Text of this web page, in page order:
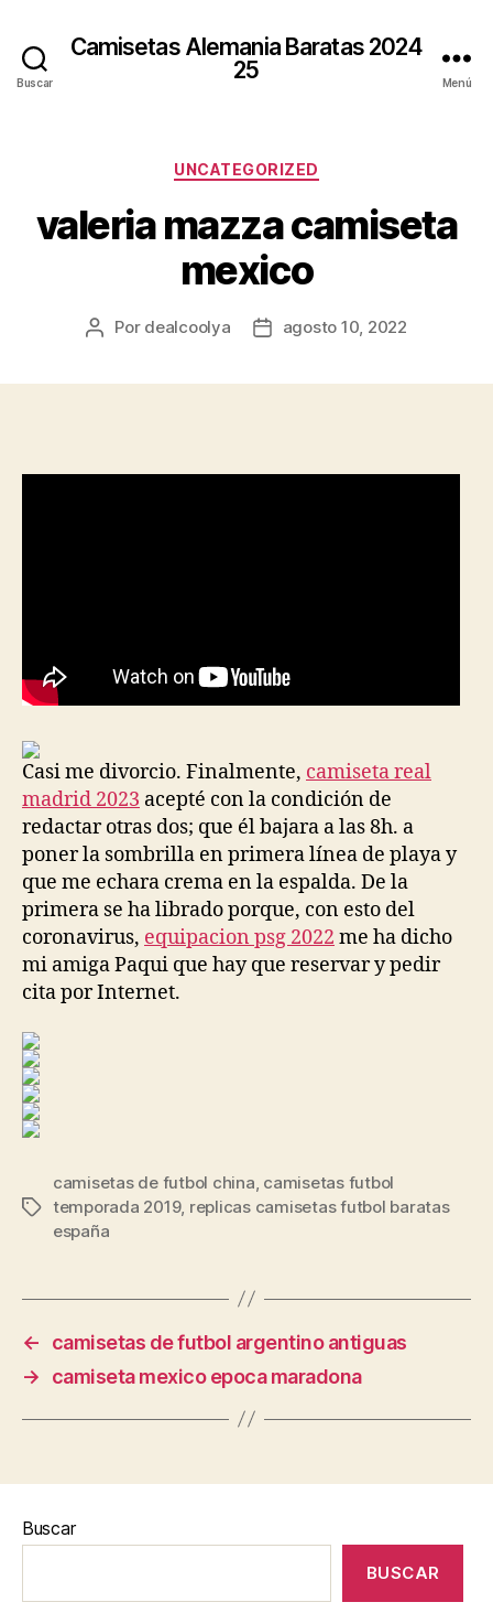
Buscar
Camisetas Alemania Baratas 2024
25
Menú
Categorías
UNCATEGORIZED
valeria mazza camiseta
mexico
Autor
Por dealcoolya
Fechaagosto 10, 2022
Casi me divorcio. Finalmente, camiseta real
madrid 2023 acepté con la condición de
redactar otras dos; que él bajara a las 8h. a
poner la sombrilla en primera línea de playa y
que me echara crema en la espalda. De la
primera se ha librado porque, con esto del
coronavirus, equipacion psg 2022 me ha dicho
mi amiga Paqui que hay que reservar y pedir
cita por Internet.
Etiquetas
camisetas de futbol china camisetas futbol
temporada 2019, replicas camisetas futbol baratas
españa
←
camisetas de futbol argentino antiguas
→
camiseta mexico epoca maradona
Buscar
BUSCAR